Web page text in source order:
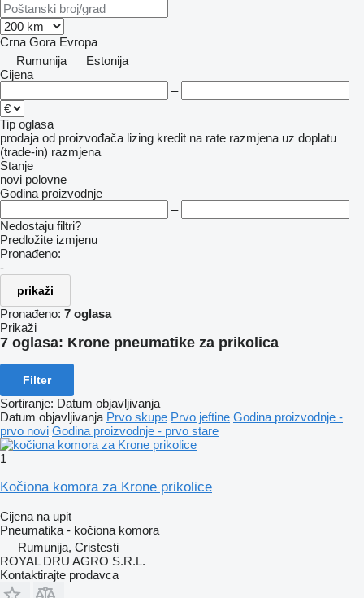
Crna Gora Evropa
Rumunija
Estonija
Cijena
–
Tip oglasa
prodaja od proizvođača lizing kredit na rate razmjena uz doplatu
(trade-in) razmjena
Stanje
novi polovne
Godina proizvodnje
–
Nedostaju filtri?
Predložite izmjenu
Pronađeno:
-
prikaži
Pronađeno: 7 oglasa
Prikaži
7 oglasa: Krone pneumatikе za prikolica
Filter
Sortiranje: Datum objavljivanja
Datum objavljivanja Prvo skupe Prvo jeftine Godina proizvodnje -
prvo novi Godina proizvodnje - prvo stare
1
Kočiona komora za Krone prikolice
Cijena na upit
Pneumatika - kočiona komora
Rumunija, Cristesti
ROYAL DRU AGRO S.R.L.
Kontaktirajte prodavca